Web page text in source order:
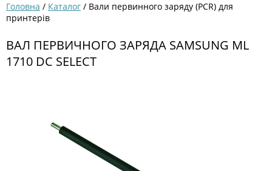
Головна / Каталог / Вали первинного заряду (PCR) для
принтерів
ВАЛ ПЕРВИЧНОГО ЗАРЯДА SAMSUNG ML
1710 DC SELECT